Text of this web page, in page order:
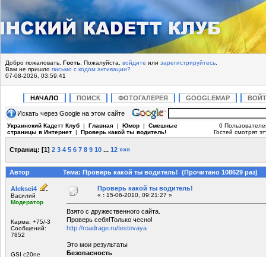
Добро пожаловать, Гость . Пожалуйста, войдите или зарегистрируйтесь
Вам не пришло письмо с кодом активации?
07-08-2026, 03:59:41
НАЧАЛО ПОИСК ФОТОГАЛЕРЕЯ GOOGLEMAP
Искать через Google на этом сайте
Украинский Кадетт Клуб | Главная | Юмор | Смешные
страницы в Интернет | Проверь какой ты водитель!
0
Гостей смотрят
Страниц: [1] 2 3 4 5 6 7 8 9 10 ... 12 »»»
Автор Тема: Проверь какой ты водитель! (Прочитано 108629 раз)
Aleksei4
Василий
Модератор
Карма: +75/-3
Сообщений:
7852
GSI c20ne
Проверь какой ты водитель!
« : 15-06-2010, 09:21:27 »
Взято с дружественного сайта.
Проверь себя!Только чесно!
http://roadrage.ru/testovaya
Это мои результаты
Безопасность